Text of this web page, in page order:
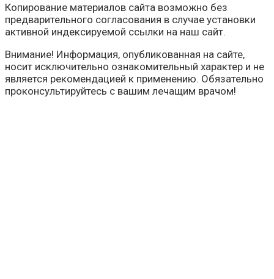
Копирование материалов сайта возможно без
предварительного согласования в случае установки
активной индексируемой ссылки на наш сайт.
Внимание! Информация, опубликованная на сайте,
носит исключительно ознакомительный характер и не
является рекомендацией к применению. Обязательно
проконсультируйтесь с вашим лечащим врачом!